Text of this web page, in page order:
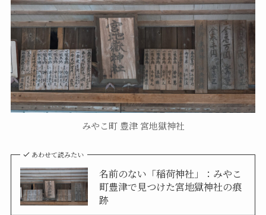
みやこ町 豊津 宮地獄神社
あわせて読みたい
名前のない「稲荷神社」：みやこ
町豊津で見つけた宮地獄神社の痕
跡